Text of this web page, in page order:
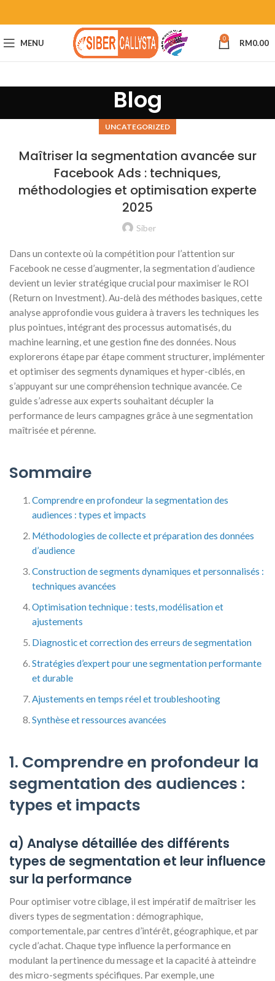
MENU 0 RM0.00
Blog
UNCATEGORIZED
Maîtriser la segmentation avancée sur
Facebook Ads : techniques,
méthodologies et optimisation experte
2025
Siber
Dans un contexte où la compétition pour l’attention sur
Facebook ne cesse d’augmenter, la segmentation d’audience
devient un levier stratégique crucial pour maximiser le ROI
(Return on Investment). Au-delà des méthodes basiques, cette
analyse approfondie vous guidera à travers les techniques les
plus pointues, intégrant des processus automatisés, du
machine learning, et une gestion fine des données. Nous
explorerons étape par étape comment structurer, implémenter
et optimiser des segments dynamiques et hyper-ciblés, en
s’appuyant sur une compréhension technique avancée. Ce
guide s’adresse aux experts souhaitant décupler la
performance de leurs campagnes grâce à une segmentation
maîtrisée et pérenne.
Sommaire
Comprendre en profondeur la segmentation des
audiences : types et impacts
Méthodologies de collecte et préparation des données
d’audience
Construction de segments dynamiques et personnalisés :
techniques avancées
Optimisation technique : tests, modélisation et
ajustements
Diagnostic et correction des erreurs de segmentation
Stratégies d’expert pour une segmentation performante
et durable
Ajustements en temps réel et troubleshooting
Synthèse et ressources avancées
1. Comprendre en profondeur la
segmentation des audiences :
types et impacts
a) Analyse détaillée des différents
types de segmentation et leur influence
sur la performance
Pour optimiser votre ciblage, il est impératif de maîtriser les
divers types de segmentation : démographique,
comportementale, par centres d’intérêt, géographique, et par
cycle d’achat. Chaque type influence la performance en
modulant la pertinence du message et la capacité à atteindre
des micro-segments spécifiques. Par exemple, une